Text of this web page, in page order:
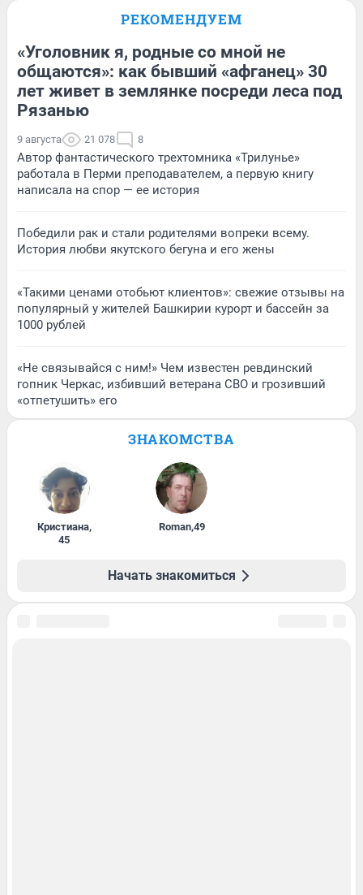
РЕКОМЕНДУЕМ
«Уголовник я, родные со мной не
общаются»: как бывший «афганец» 30
лет живет в землянке посреди леса под
Рязанью
9 августа 21 078 8
Автор фантастического трехтомника «Трилунье»
работала в Перми преподавателем, а первую книгу
написала на спор — ее история
Победили рак и стали родителями вопреки всему.
История любви якутского бегуна и его жены
«Такими ценами отобьют клиентов»: свежие отзывы на
популярный у жителей Башкирии курорт и бассейн за
1000 рублей
«Не связывайся с ним!» Чем известен ревдинский
гопник Черкас, избивший ветерана СВО и грозивший
«отпетушить» его
ЗНАКОМСТВА
Кристиана,
45
Roman,49
Начать знакомиться